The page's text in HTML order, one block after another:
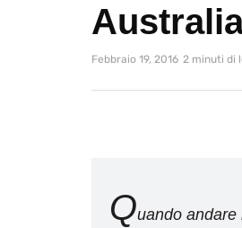
Febbraio 19, 2016 2 minuti di
Quando andare